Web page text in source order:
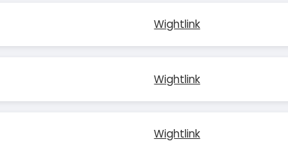
Wightlink
Wightlink
Wightlink